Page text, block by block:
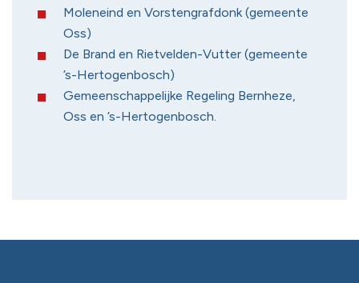
Moleneind en Vorstengrafdonk (gemeente
Oss)
De Brand en Rietvelden-Vutter (gemeente
’s-Hertogenbosch)
Gemeenschappelijke Regeling Bernheze,
Oss en ’s-Hertogenbosch.